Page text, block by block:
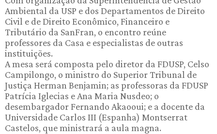
Ambiental da USP e dos Departamentos de Direito
Civil e de Direito Econômico, Financeiro e
Tributário da SanFran, o encontro reúne
professores da Casa e especialistas de outras
instituições.
A mesa será composta pelo diretor da FDUSP, Celso
Campilongo, o ministro do Superior Tribunal de
Justiça Herman Benjamin; as professoras da FDUSP
Patrícia Iglecias e Ana Maria Nusdeo; o
desembargador Fernando Akaooui; e a docente da
Universidade Carlos III (Espanha) Montserrat
Castelos, que ministrará a aula magna.